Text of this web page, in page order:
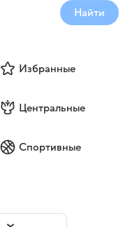
Найти
Избранные
Центральные
Спортивные